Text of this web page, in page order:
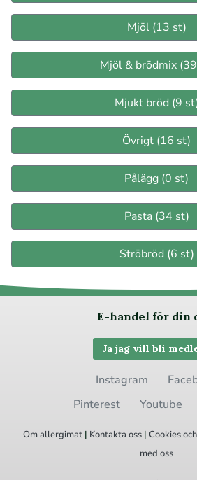
Mjöl (13 st)
Mjöl & brödmix
Mjukt bröd (9
Övrigt (16 st)
Pålägg (0 st)
Pasta (34 st)
Ströbröd (6 st)
E-handel för din
Ja jag vill bli
Instagram
Pinterest
Youtube
Om allergimat | Kontakta oss | Cookies
med oss